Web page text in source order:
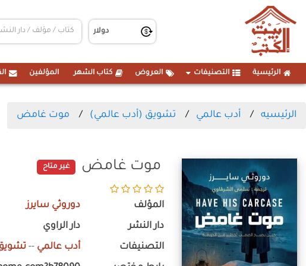
الرئيسية التصنيفات العروض كتاب الشهر المؤلفين
الرئيسيه أدب عالمي تشويق (أدب عالمي) موت غامض
موت غامض غير متاح
المؤلف دوروثي سايرز
دار النشر دار الراوي
التصنيفات أدب عالمي --